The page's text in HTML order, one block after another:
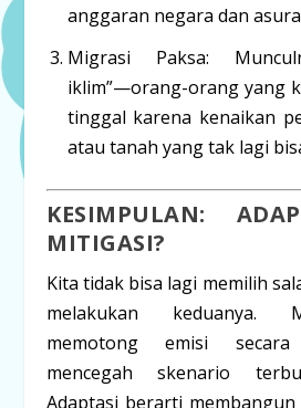
anggaran negara dan
Migrasi Paksa:
iklim”—orang-orang yang
tinggal karena kenaikan
atau tanah yang tak lagi
KESIMPULAN:
MITIGASI?
Kita tidak bisa lagi memilih
melakukan keduanya.
memotong emisi
mencegah skenario
Adaptasi berarti